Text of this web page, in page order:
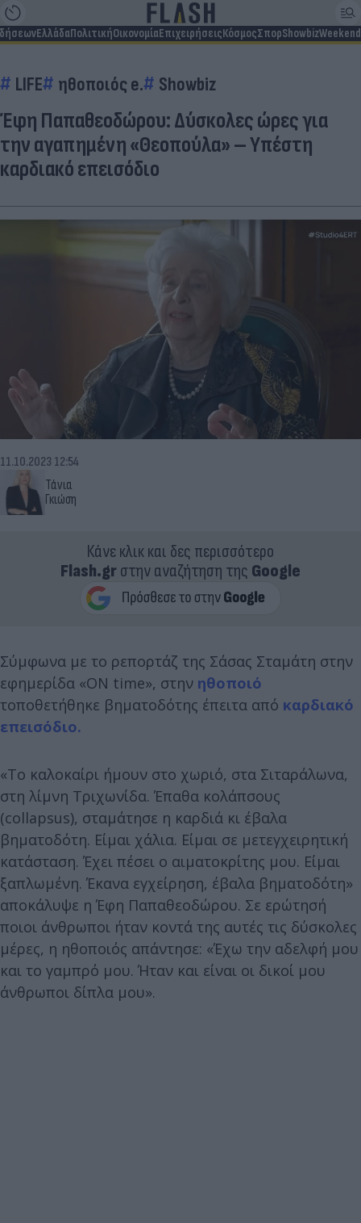
ΕλλάδαΠολιτικήΟικονομίαΕπιχειρήσειςΚόσμοςΣπορShowbizWeekend
LIFE ηθοποιός e. Showbiz
Έφη Παπαθεοδώρου: Δύσκολες ώρες για
την αγαπημένη «Θεοπούλα» – Υπέστη
καρδιακό επεισόδιο
Τάνια
Γκιώση
11.10.2023 12:54
Κάνε κλικ και δες περισσότερο
Flash.grστην αναζήτηση της Google
Σύμφωνα με το ρεπορτάζ της Σάσας Σταμάτη στην
εφημερίδα «ON time», στην ηθοποιό
τοποθετήθηκε βηματοδότης έπειτα από καρδιακό
επεισόδιο.
«Το καλοκαίρι ήμουν στο χωριό, στα Σιταράλωνα,
στη λίμνη Τριχωνίδα. Έπαθα κολάπσους
(collapsus), σταμάτησε η καρδιά κι έβαλα
βηματοδότη. Είμαι χάλια. Είμαι σε μετεγχειρητική
κατάσταση. Έχει πέσει ο αιματοκρίτης μου. Είμαι
ξαπλωμένη. Έκανα εγχείρηση, έβαλα βηματοδότη»
αποκάλυψε η Έφη Παπαθεοδώρου. Σε ερώτησή
ποιοι άνθρωποι ήταν κοντά της αυτές τις δύσκολες
μέρες, η ηθοποιός απάντησε: «Έχω την αδελφή μου
και το γαμπρό μου. Ήταν και είναι οι δικοί μου
άνθρωποι δίπλα μου».